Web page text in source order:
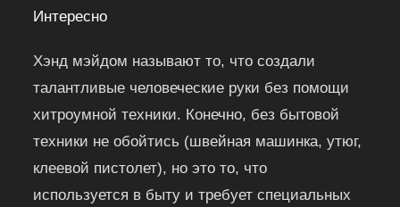
Интересно
Хэнд мэйдом называют то, что создали
талантливые человеческие руки без помощи
хитроумной техники. Конечно, без бытовой
техники не обойтись (швейная машинка, утюг,
клеевой пистолет), но это то, что
используется в быту и требует специальных